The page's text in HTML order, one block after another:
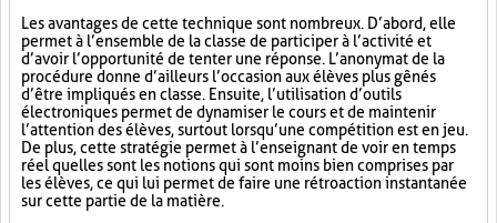
Les avantages de cette technique sont nombreux. D’abord, elle
permet à l’ensemble de la classe de participer à l’activité et
d’avoir l’opportunité de tenter une réponse. L’anonymat de la
procédure donne d’ailleurs l’occasion aux élèves plus gênés
d’être impliqués en classe. Ensuite, l’utilisation d’outils
électroniques permet de dynamiser le cours et de maintenir
l’attention des élèves, surtout lorsqu’une compétition est en jeu.
De plus, cette stratégie permet à l’enseignant de voir en temps
réel quelles sont les notions qui sont moins bien comprises par
les élèves, ce qui lui permet de faire une rétroaction instantanée
sur cette partie de la matière.